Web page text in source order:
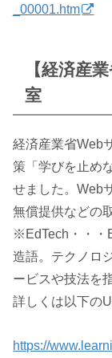
_00001.htm
【経済産
室
経済産業省Web
策「学びを止め
せました。Web
無償提供などの
※EdTech・・・
造語。テクノロ
ービスや技法を
詳しくは以下の
https://